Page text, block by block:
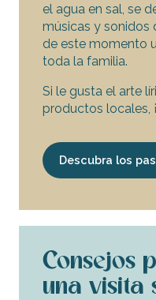
el agua en sal, se
músicas y sonidos
de este momento
toda la familia.
Si le gusta el arte
productos locales,
Descubra los
Consejos
una visita